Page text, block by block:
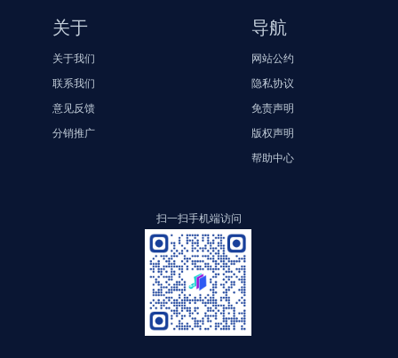
关于
关于我们
联系我们
意见反馈
分销推广
导航
网站公约
隐私协议
免责声明
版权声明
帮助中心
扫一扫手机端访问